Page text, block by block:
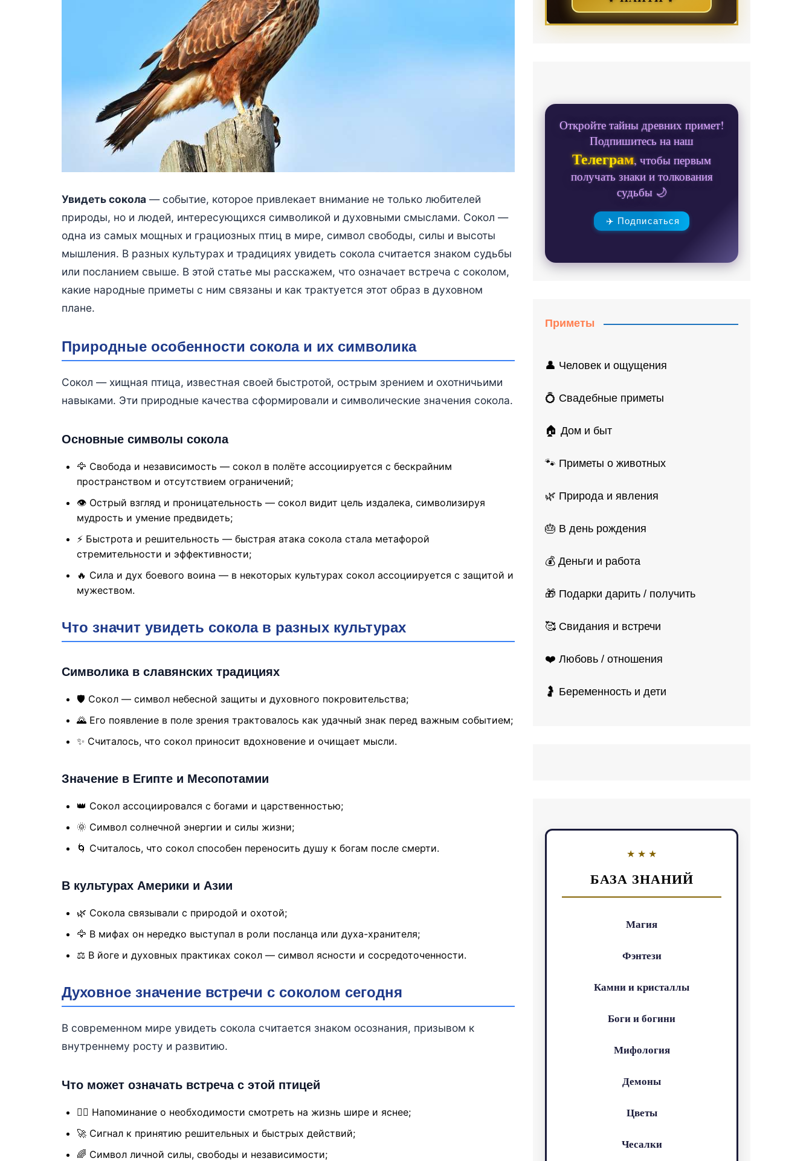
Увидеть сокола — событие, которое привлекает внимание не только любителей
природы, но и людей, интересующихся символикой и духовными смыслами. Сокол —
одна из самых мощных и грациозных птиц в мире, символ свободы, силы и высоты
мышления. В разных культурах и традициях увидеть сокола считается знаком судьбы
или посланием свыше. В этой статье мы расскажем, что означает встреча с соколом,
какие народные приметы с ним связаны и как трактуется этот образ в духовном
плане.
Природные особенности сокола и их символика
Сокол — хищная птица, известная своей быстротой, острым зрением и охотничьими
навыками. Эти природные качества сформировали и символические значения сокола.
Основные символы сокола
🦅 Свобода и независимость — сокол в полёте ассоциируется с бескрайним
пространством и отсутствием ограничений;
👁 Острый взгляд и проницательность — сокол видит цель издалека, символизируя
мудрость и умение предвидеть;
⚡ Быстрота и решительность — быстрая атака сокола стала метафорой
стремительности и эффективности;
🔥 Сила и дух боевого воина — в некоторых культурах сокол ассоциируется с защитой и
мужеством.
Что значит увидеть сокола в разных культурах
Символика в славянских традициях
🛡 Сокол — символ небесной защиты и духовного покровительства;
🌄 Его появление в поле зрения трактовалось как удачный знак перед важным событием;
✨ Считалось, что сокол приносит вдохновение и очищает мысли.
Значение в Египте и Месопотамии
👑 Сокол ассоциировался с богами и царственностью;
🌞 Символ солнечной энергии и силы жизни;
🌀 Считалось, что сокол способен переносить душу к богам после смерти.
В культурах Америки и Азии
🌿 Сокола связывали с природой и охотой;
🦅 В мифах он нередко выступал в роли посланца или духа-хранителя;
⚖ В йоге и духовных практиках сокол — символ ясности и сосредоточенности.
Духовное значение встречи с соколом сегодня
В современном мире увидеть сокола считается знаком осознания, призывом к
внутреннему росту и развитию.
Что может означать встреча с этой птицей
🧘‍♂️ Напоминание о необходимости смотреть на жизнь шире и яснее;
🚀 Сигнал к принятию решительных и быстрых действий;
🌈 Символ личной силы, свободы и независимости;
Откройте тайны древних примет!
Подпишитесь на наш
Телеграм, чтобы первым
получать знаки и толкования
судьбы 🌙
✈️ Подписаться
Приметы
👤 Человек и ощущения
💍 Свадебные приметы
🏠 Дом и быт
🐾 Приметы о животных
🌿 Природа и явления
🎂 В день рождения
💰 Деньги и работа
🎁 Подарки дарить / получить
🥰 Свидания и встречи
❤️ Любовь / отношения
🤰 Беременность и дети
БАЗА ЗНАНИЙ
Магия
Фэнтези
Камни и кристаллы
Боги и богини
Мифология
Демоны
Цветы
Чесалки